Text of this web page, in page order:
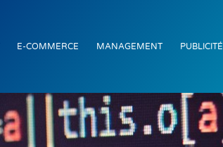
E-COMMERCE MANAGEMENT PUBLICITÉ